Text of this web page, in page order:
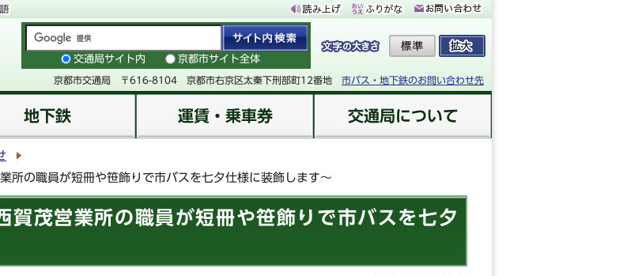
交通局サイト内 京都市サイト全体
京都市交通局 〒616-8104 京都市右京区太秦下刑部町12番地 市バス・地下鉄のお問い合わせ先
地下鉄 運賃・乗車券 交通局について
所の職員が短冊や笹飾りで市バスを七夕仕様に装飾します～
賀茂営業所の職員が短冊や笹飾りで市バスを七夕